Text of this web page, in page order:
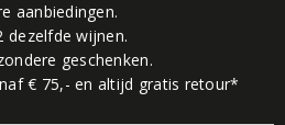
aanbiedingen.
dezelfde wijnen.
geschenken.
€ 75,- en altijd gratis retour*